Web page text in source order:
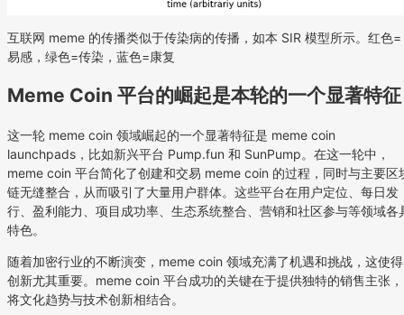
互联网 meme 的传播类似于传染病的传播，如本 SIR 模型所示。红色=
易感，绿色=传染，蓝色=康复
Meme Coin 平台的崛起是本轮的一个显著特征
这一轮 meme coin 领域崛起的一个显著特征是 meme coin
launchpads，比如新兴平台 Pump.fun 和 SunPump。在这一轮中，
meme coin 平台简化了创建和交易 meme coin 的过程，同时与主要区
链无缝整合，从而吸引了大量用户群体。这些平台在用户定位、每日发
行、盈利能力、项目成功率、生态系统整合、营销和社区参与等领域各
特色。
随着加密行业的不断演变，meme coin 领域充满了机遇和挑战，这使得
创新尤其重要。meme coin 平台成功的关键在于提供独特的销售主张，
将文化趋势与技术创新相结合。